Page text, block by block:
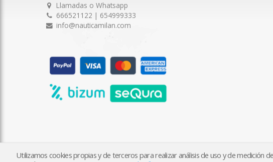
Utilizamos cookies propias y de terceros para realizar análisis de uso y de medición
Llamadas o Whatsapp
666521122 | 654999333
info@nauticamilan.com